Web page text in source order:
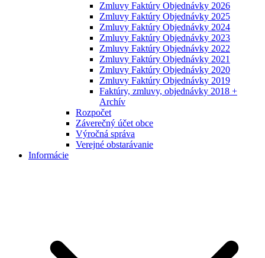
Zmluvy Faktúry Objednávky 2026
Zmluvy Faktúry Objednávky 2025
Zmluvy Faktúry Objednávky 2024
Zmluvy Faktúry Objednávky 2023
Zmluvy Faktúry Objednávky 2022
Zmluvy Faktúry Objednávky 2021
Zmluvy Faktúry Objednávky 2020
Zmluvy Faktúry Objednávky 2019
Faktúry, zmluvy, objednávky 2018 +
Archív
Rozpočet
Záverečný účet obce
Výročná správa
Verejné obstarávanie
Informácie